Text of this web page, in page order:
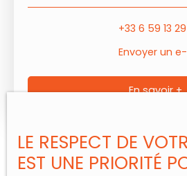
+33 6 59 13
Envoyer un
En savoir +
LE RESPECT DE
EST UNE PRIORITÉ